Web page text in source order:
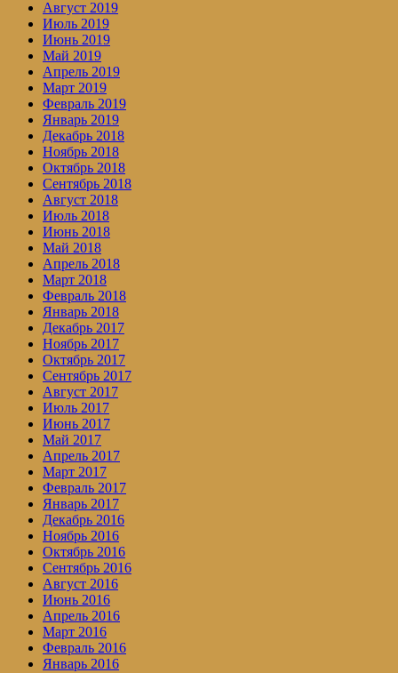
Август 2019
Июль 2019
Июнь 2019
Май 2019
Апрель 2019
Март 2019
Февраль 2019
Январь 2019
Декабрь 2018
Ноябрь 2018
Октябрь 2018
Сентябрь 2018
Август 2018
Июль 2018
Июнь 2018
Май 2018
Апрель 2018
Март 2018
Февраль 2018
Январь 2018
Декабрь 2017
Ноябрь 2017
Октябрь 2017
Сентябрь 2017
Август 2017
Июль 2017
Июнь 2017
Май 2017
Апрель 2017
Март 2017
Февраль 2017
Январь 2017
Декабрь 2016
Ноябрь 2016
Октябрь 2016
Сентябрь 2016
Август 2016
Июнь 2016
Апрель 2016
Март 2016
Февраль 2016
Январь 2016